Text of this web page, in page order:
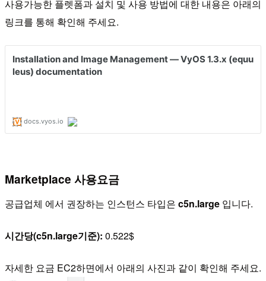
사용가능한 플렛폼과 설치 및 사용 방법에 대한 내용은 아래의
링크를 통해 확인해 주세요.
Marketplace 사용요금
공급업체 에서 권장하는 인스턴스 타입은 c5n.large 입니다.
시간당(c5n.large기준): 0.522$
자세한 요금 EC2하면에서 아래의 사진과 같이 확인해 주세요.